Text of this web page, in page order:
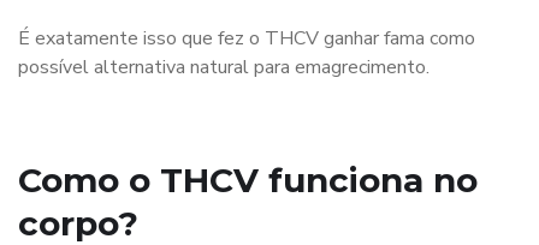
É exatamente isso que fez o THCV ganhar fama como
possível alternativa natural para emagrecimento.
Como o THCV funciona no
corpo?